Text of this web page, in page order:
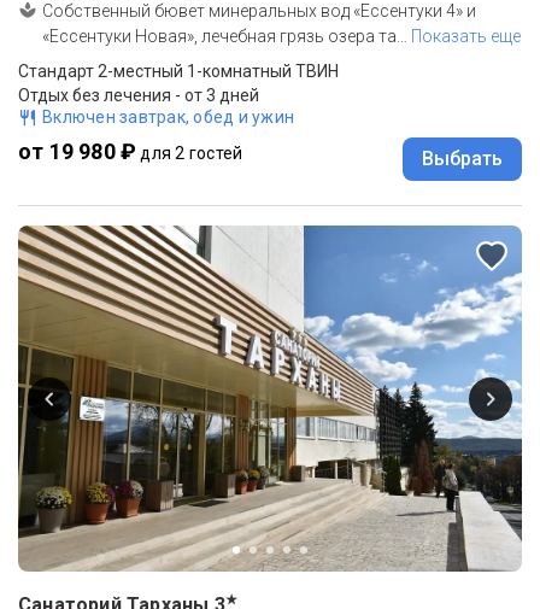
Собственный бювет минеральных вод «Ессентуки 4» и
«Ессентуки Новая», лечебная грязь озера та… Показать еще
Стандарт 2-местный 1-комнатный ТВИН
Отдых без лечения - от 3 дней
Включен завтрак, обед и ужин
от 19 980 ₽ для 2 гостей Выбрать
★